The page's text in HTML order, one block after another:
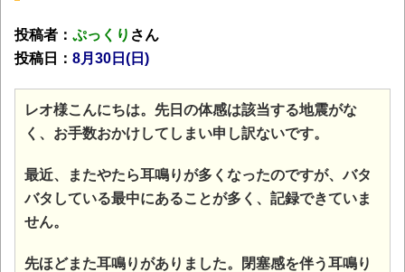
投稿者： ぷっくり さん
投稿日： 8月30日(日)
レオ様こんにちは。先日の体感は該当する地震がな
く、お手数おかけしてしまい申し訳ないです。
最近、またやたら耳鳴りが多くなったのですが、バタ
バタしている最中にあることが多く、記録できていま
せん。
先ほどまた耳鳴りがありました。閉塞感を伴う耳鳴り